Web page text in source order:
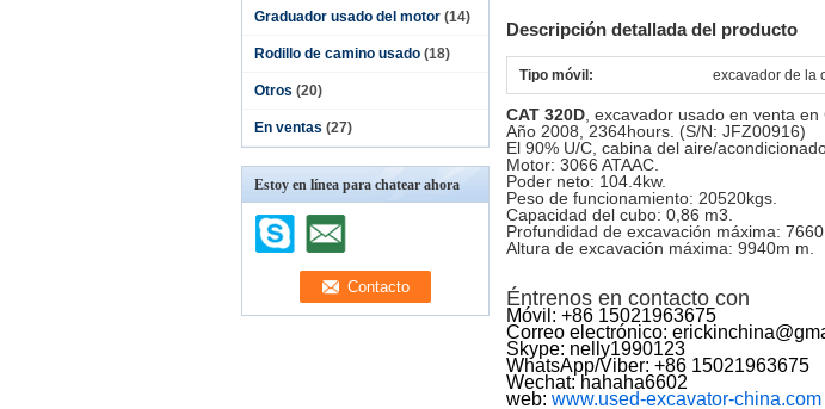
Graduador usado del motor (14)
Rodillo de camino usado (18)
Otros (20)
En ventas (27)
Estoy en línea para chatear ahora
Descripción detallada del producto
Tipo móvil: excavador de la
CAT 320D , excavador usado en venta en
Año 2008, 2364hours. (S/N: JFZ00916)
El 90% U/C, cabina del aire/
Motor: 3066 ATAAC.
Poder neto: 104.4kw.
Peso de funcionamiento: 20520kgs.
Capacidad del cubo: 0,86 m3.
Profundidad de excavación máxima:
Altura de excavación máxima: 9940m m.
Éntrenos en contacto con
Móvil: +86 15021963675
Correo electrónico:
Skype: nelly1990123
WhatsApp/Viber: +86 15021963675
Wechat: hahaha6602
web: www.used-excavator-china.com